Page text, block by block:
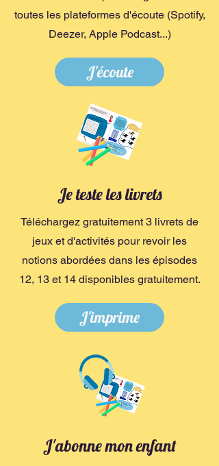
toutes les plateformes d'écoute (Spotify,
Deezer, Apple Podcast...)
J'écoute
Je teste les livrets
Téléchargez gratuitement 3 livrets de
jeux et d'activités pour revoir les
notions abordées dans les épisodes
12, 13 et 14 disponibles gratuitement.
J'imprime
J'abonne mon enfant